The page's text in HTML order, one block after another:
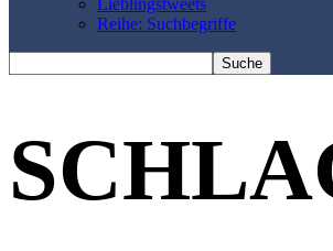
Lieblingstweets
Reihe: Suchbegriffe